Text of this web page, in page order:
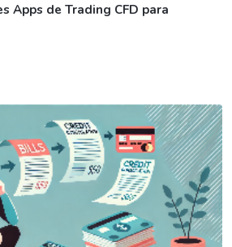
Apps de Trading CFD para